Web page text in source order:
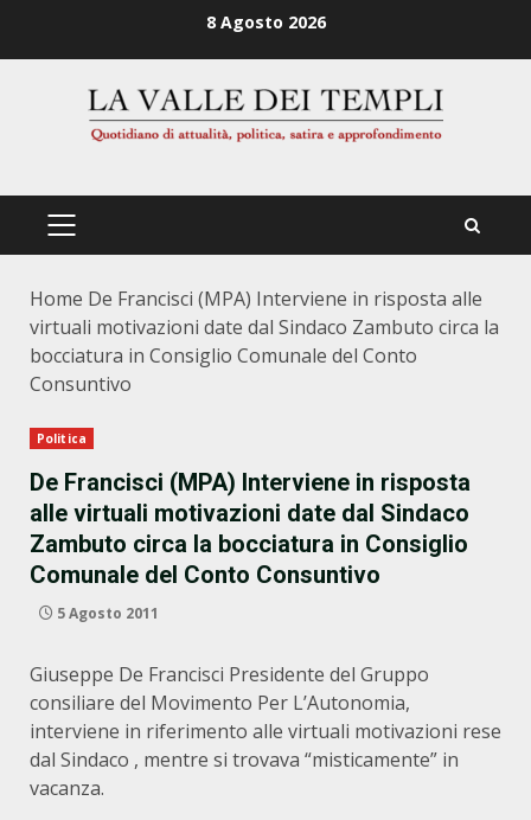
8 Agosto 2026
PRIMÄRES
Home De Francisci (MPA) Interviene in risposta alle
virtuali motivazioni date dal Sindaco Zambuto circa la
bocciatura in Consiglio Comunale del Conto
Consuntivo
Politica
De Francisci (MPA) Interviene in risposta
alle virtuali motivazioni date dal Sindaco
Zambuto circa la bocciatura in Consiglio
Comunale del Conto Consuntivo
5 Agosto 2011
Giuseppe De Francisci Presidente del Gruppo
consiliare del Movimento Per L’Autonomia,
interviene in riferimento alle virtuali motivazioni rese
dal Sindaco , mentre si trovava “misticamente” in
vacanza.